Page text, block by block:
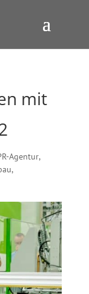
mit
Agentur,
,